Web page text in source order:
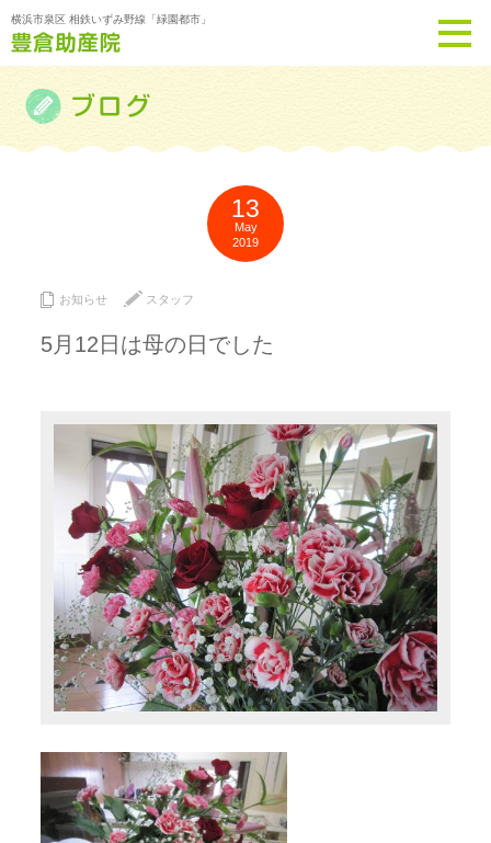
横浜市泉区 相鉄いずみ野線「緑園都市」
13
May
2019
お知らせ スタッフ
5月12日は母の日でした